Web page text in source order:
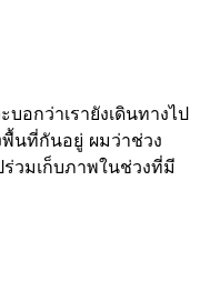
อกว่าเรายังเดินทางไป
นที่กันอยู่ ผมว่าช่วง
วมเก็บภาพในช่วงที่มี